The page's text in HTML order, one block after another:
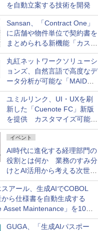
を自動立案する技術を開発
Sansan、「Contract One」
に店舗や物件単位で契約書を
まとめられる新機能「カスタ
ム契約ツリー」を追加
丸紅ネットワークソリューシ
ョンズ、自然言語で高度なデ
ータ分析が可能な「MAIDOA
AI ASSIST」を9月より提供
ユミルリンク、UI・UXを刷
新した「Cuenote FC」新版
を提供 カスタマイズ可能な
ダッシュボード画面を搭載
イベント
AI時代に進化する経理部門の
役割とは何か 業務のすみ分
けとAI活用から考える次世代
ファイナンス戦略
アール、生成AIでCOBOL
ら仕様書を自動生成する
Asset Maintenance」を10月
GUGA、「生成AIパスポー